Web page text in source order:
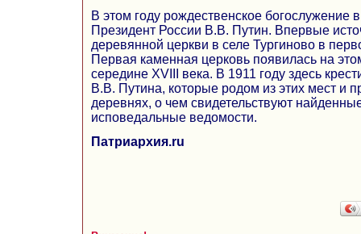
В этом году рождественское богослужение
Президент России В.В. Путин. Впервые
деревянной церкви в селе Тургиново в
Первая каменная церковь появилась на
середине XVIII века. В 1911 году здесь
В.В. Путина, которые родом из этих мест и
деревнях, о чем свидетельствуют
исповедальные ведомости.
Патриархия.ru